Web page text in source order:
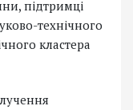
підтримці
технічного
кластера